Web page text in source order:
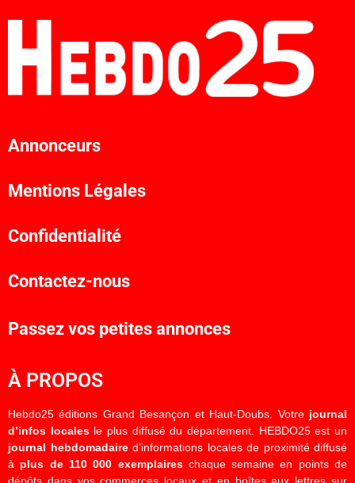
Annonceurs
Mentions Légales
Confidentialité
Contactez-nous
Passez vos petites annonces
À PROPOS
Hebdo25 éditions Grand Besançon et Haut-Doubs. Votre journal
d’infos localesle plus diffusé du département. HEBDO25 est un
journal hebdomadaired’informations locales de proximité diffusé
à plus de 110 000 exemplaireschaque semaine en points de
dépôts dans vos commerces locaux et en boîtes aux lettres sur